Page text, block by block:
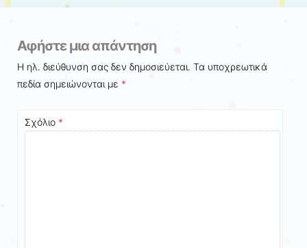
Αφήστε μια απάντηση
Η ηλ. διεύθυνση σας δεν δημοσιεύεται. Τα υποχρεωτικά
πεδία σημειώνονται με *
Σχόλιο *